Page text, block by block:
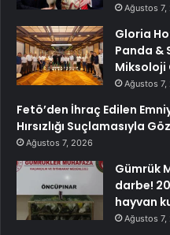
Ağustos 7,
Gloria
Panda &
Miksoloji
Ağustos 7,
Fetö’den İhraç Edilen
Hırsızlığı Suçlamasıyla
Ağustos 7, 2026
Gümrük
darbe!
hayvan
Ağustos 7,